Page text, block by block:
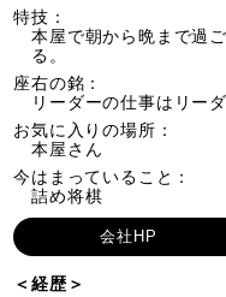
特技：
本屋で朝から晩まで過
る。
座右の銘：
リーダーの仕事はリー
お気に入りの場所：
本屋さん
今はまっていること：
詰め将棋
会社HP
＜経歴＞